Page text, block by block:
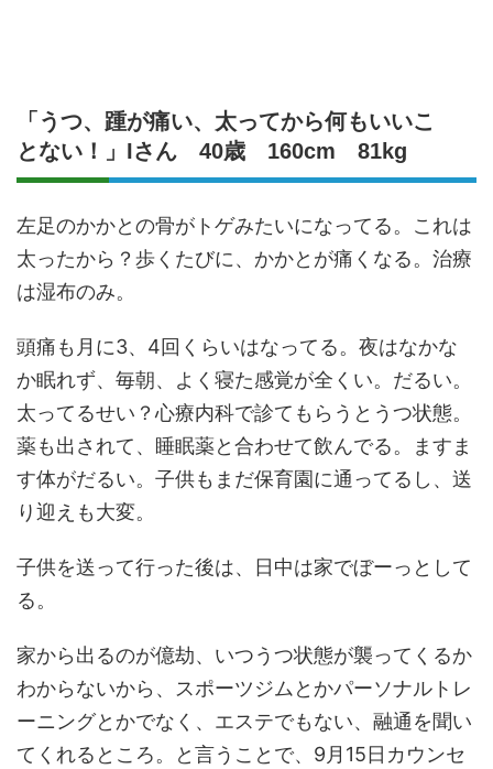
「うつ、踵が痛い、太ってから何もいいこ
とない！」Iさん 40歳 160cm 81kg
左足のかかとの骨がトゲみたいになってる。これは
太ったから？歩くたびに、かかとが痛くなる。治療
は湿布のみ。
頭痛も月に3、4回くらいはなってる。夜はなかな
か眠れず、毎朝、よく寝た感覚が全くい。だるい。
太ってるせい？心療内科で診てもらうとうつ状態。
薬も出されて、睡眠薬と合わせて飲んでる。ますま
す体がだるい。子供もまだ保育園に通ってるし、送
り迎えも大変。
子供を送って行った後は、日中は家でぼーっとして
る。
家から出るのが億劫、いつうつ状態が襲ってくるか
わからないから、スポーツジムとかパーソナルトレ
ーニングとかでなく、エステでもない、融通を聞い
てくれるところ。と言うことで、9月15日カウンセ